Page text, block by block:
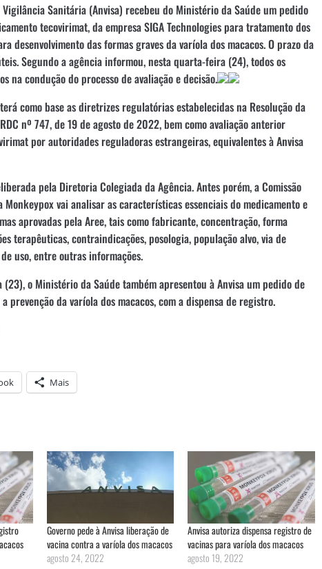
Sanitária (Anvisa) recebeu do Ministério da Saúde um pedido
tecovirimat, da empresa SIGA Technologies para tratamento dos
desenvolvimento das formas graves da varíola dos macacos. O prazo da
Segundo a agência informou, nesta quarta-feira (24), todos os
na condução do processo de avaliação e decisão.
como base as diretrizes regulatórias estabelecidas na Resolução da
nº 747, de 19 de agosto de 2022, bem como avaliação anterior
por autoridades reguladoras estrangeiras, equivalentes à Anvisa
pela Diretoria Colegiada da Agência. Antes porém, a Comissão
Monkeypox vai analisar as características essenciais do medicamento e
aprovadas pela Aree, tais como fabricante, concentração, forma
terapêuticas, contraindicações, posologia, população alvo, via de
uso, entre outras informações.
o Ministério da Saúde também apresentou à Anvisa um pedido de
prevenção da varíola dos macacos, com a dispensa de registro.
Mais
Governo pede à Anvisa liberação de
vacina contra a varíola dos macacos
agosto 24, 2022
Anvisa autoriza dispensa registro de
vacinas para varíola dos macacos
agosto 19, 2022